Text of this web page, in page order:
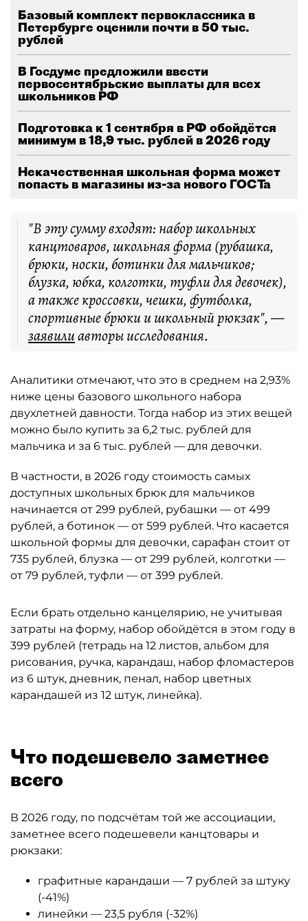
Базовый комплект первоклассника в
Петербурге оценили почти в 50 тыс.
рублей
В Госдуме предложили ввести
первосентябрьские выплаты для всех
школьников РФ
Подготовка к 1 сентября в РФ обойдётся
минимум в 18,9 тыс. рублей в 2026 году
Некачественная школьная форма может
попасть в магазины из-за нового ГОСТа
"В эту сумму входят: набор школьных
канцтоваров, школьная форма (рубашка,
брюки, носки, ботинки для мальчиков;
блузка, юбка, колготки, туфли для девочек),
а также кроссовки, чешки, футболка,
спортивные брюки и школьный рюкзак", —
заявилиавторы исследования.
Аналитики отмечают, что это в среднем на 2,93%
ниже цены базового школьного набора
двухлетней давности. Тогда набор из этих вещей
можно было купить за 6,2 тыс. рублей для
мальчика и за 6 тыс. рублей — для девочки.
В частности, в 2026 году стоимость самых
доступных школьных брюк для мальчиков
начинается от 299 рублей, рубашки — от 499
рублей, а ботинок — от 599 рублей. Что касается
школьной формы для девочки, сарафан стоит от
735 рублей, блузка — от 299 рублей, колготки —
от 79 рублей, туфли — от 399 рублей.
Если брать отдельно канцелярию, не учитывая
затраты на форму, набор обойдётся в этом году в
399 рублей (тетрадь на 12 листов, альбом для
рисования, ручка, карандаш, набор фломастеров
из 6 штук, дневник, пенал, набор цветных
карандашей из 12 штук, линейка).
Что подешевело заметнее
всего
В 2026 году, по подсчётам той же ассоциации,
заметнее всего подешевели канцтовары и
рюкзаки:
графитные карандаши — 7 рублей за штуку
(-41%)
линейки — 23,5 рубля (-32%)